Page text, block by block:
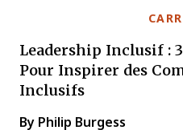
Leadership Inclusif :
Pour Inspirer des
Inclusifs
By Philip Burgess